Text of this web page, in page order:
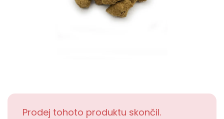
Prodej tohoto produktu skončil.